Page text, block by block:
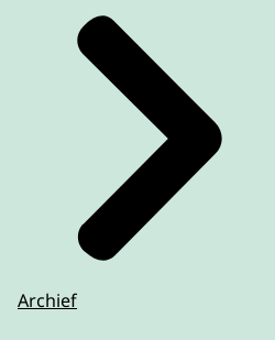
Archief